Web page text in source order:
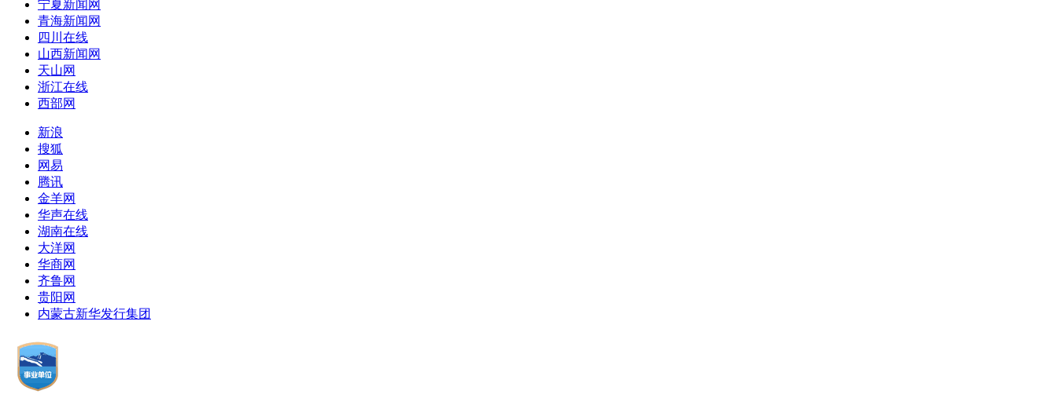
宁夏新闻网
青海新闻网
四川在线
山西新闻网
天山网
浙江在线
西部网
新浪
搜狐
网易
腾讯
金羊网
华声在线
湖南在线
大洋网
华商网
齐鲁网
贵阳网
内蒙古新华发行集团